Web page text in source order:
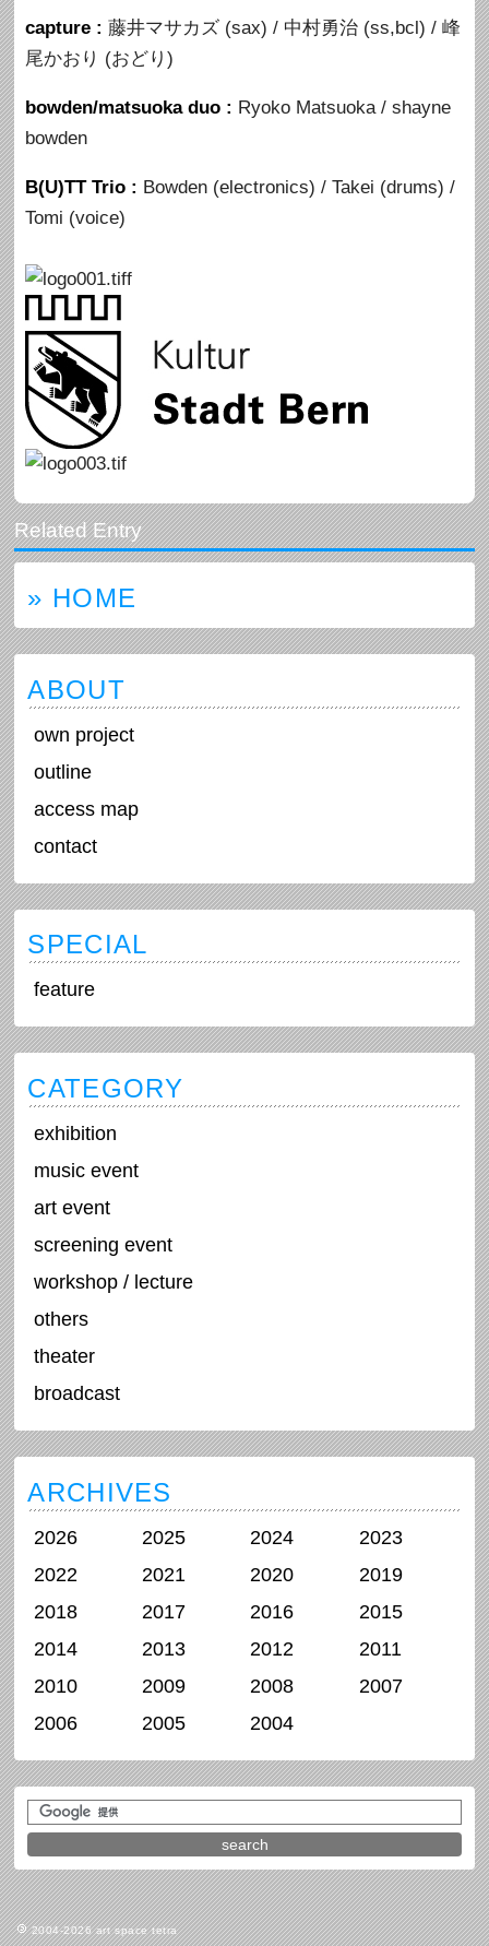
capture :藤井マサカズ (sax) / 中村勇治 (ss,bcl) / 峰
尾かおり (おどり)
bowden/matsuoka duo : Ryoko Matsuoka / shayne
bowden
B(U)TT Trio : Bowden (electronics) / Takei (drums) /
Tomi (voice)
» HOME
ABOUT
own project
outline
access map
contact
SPECIAL
feature
CATEGORY
exhibition
music event
art event
screening event
workshop / lecture
others
theater
broadcast
ARCHIVES
2026 2025 2024
2023
2022
2021 2020
2019
2018
2017 2016
2015
2014
2013 2012
2011
2010
2009 2008
2007
2006
2005 2004
2004-2026 art space tetra